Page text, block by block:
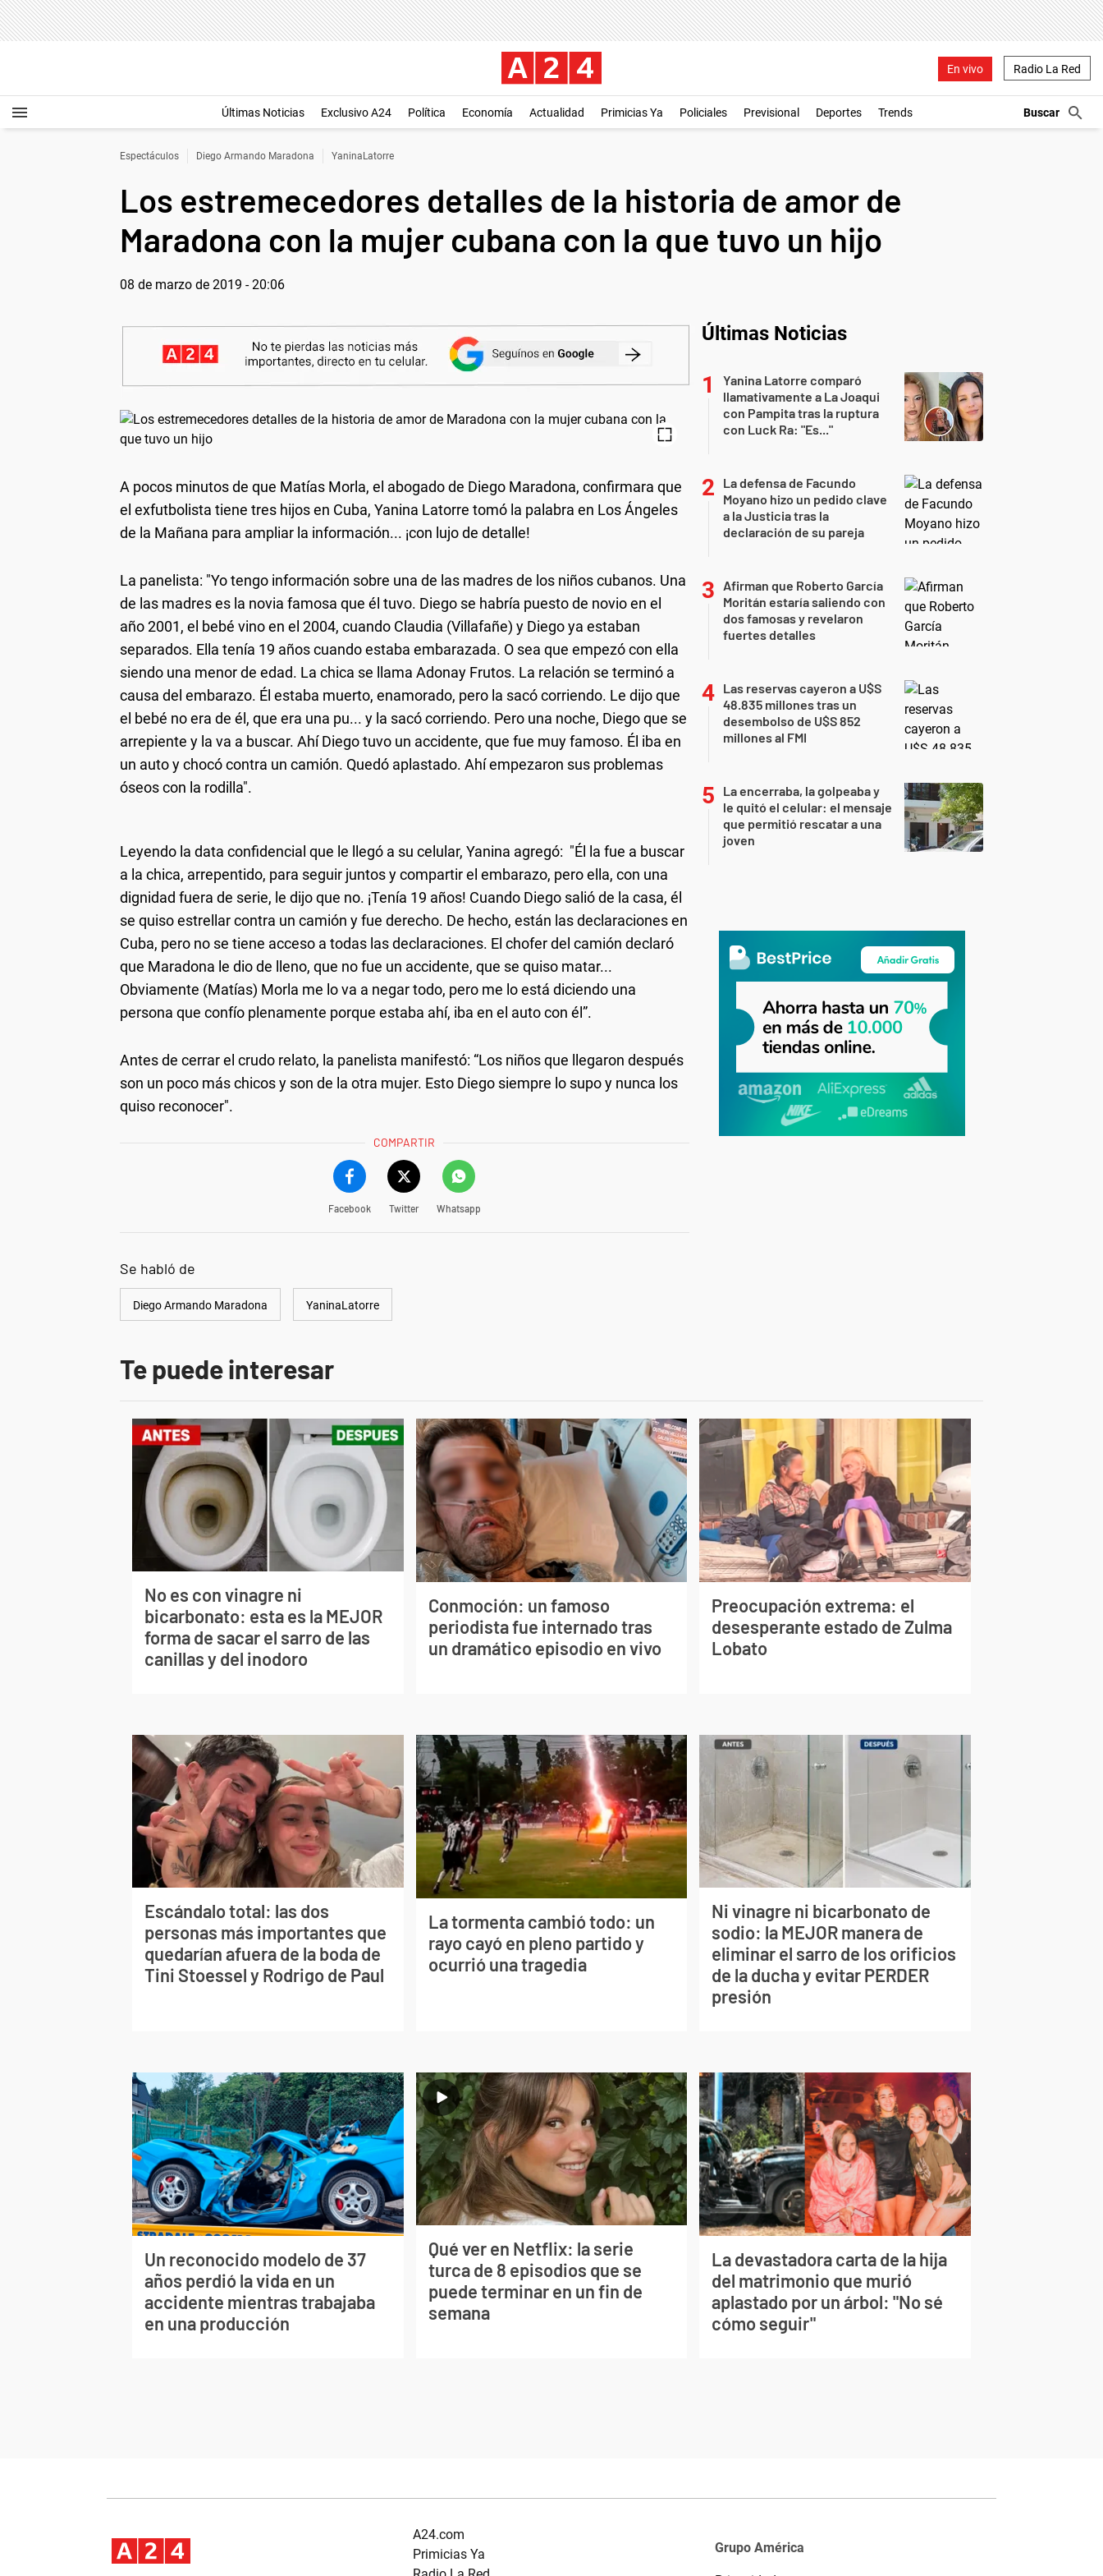
En vivo Radio La Red
Últimas Noticias Exclusivo A24 Política Economía Actualidad Primicias Ya Policiales Previsional Deportes Trends
Espectáculos Diego Armando Maradona YaninaLatorre
Los estremecedores detalles de la historia de amor de
Maradona con la mujer cubana con la que tuvo un hijo
08 de marzo de 2019 - 20:06
A pocos minutos de que Matías Morla, el abogado de Diego Maradona, confirmara que
el exfutbolista tiene tres hijos en Cuba, Yanina Latorre tomó la palabra en Los Ángeles
de la Mañana para ampliar la información... ¡con lujo de detalle!
La panelista: "Yo tengo información sobre una de las madres de los niños cubanos. Una
de las madres es la novia famosa que él tuvo. Diego se habría puesto de novio en el
año 2001, el bebé vino en el 2004, cuando Claudia (Villafañe) y Diego ya estaban
separados. Ella tenía 19 años cuando estaba embarazada. O sea que empezó con ella
siendo una menor de edad. La chica se llama Adonay Frutos. La relación se terminó a
causa del embarazo. Él estaba muerto, enamorado, pero la sacó corriendo. Le dijo que
el bebé no era de él, que era una pu... y la sacó corriendo. Pero una noche, Diego que se
arrepiente y la va a buscar. Ahí Diego tuvo un accidente, que fue muy famoso. Él iba en
un auto y chocó contra un camión. Quedó aplastado. Ahí empezaron sus problemas
óseos con la rodilla".
Leyendo la data confidencial que le llegó a su celular, Yanina agregó: "Él la fue a buscar
a la chica, arrepentido, para seguir juntos y compartir el embarazo, pero ella, con una
dignidad fuera de serie, le dijo que no. ¡Tenía 19 años! Cuando Diego salió de la casa, él
se quiso estrellar contra un camión y fue derecho. De hecho, están las declaraciones en
Cuba, pero no se tiene acceso a todas las declaraciones. El chofer del camión declaró
que Maradona le dio de lleno, que no fue un accidente, que se quiso matar...
Obviamente (Matías) Morla me lo va a negar todo, pero me lo está diciendo una
persona que confío plenamente porque estaba ahí, iba en el auto con él”.
Antes de cerrar el crudo relato, la panelista manifestó: “Los niños que llegaron después
son un poco más chicos y son de la otra mujer. Esto Diego siempre lo supo y nunca los
quiso reconocer".
COMPARTIR
Facebook Twitter Whatsapp
Se habló de
Diego Armando Maradona YaninaLatorre
Últimas Noticias
Yanina Latorre comparó
llamativamente a La Joaqui
con Pampita tras la ruptura
con Luck Ra: "Es..."
La defensa de Facundo
Moyano hizo un pedido clave
a la Justicia tras la
declaración de su pareja
Afirman que Roberto García
Moritán estaría saliendo con
dos famosas y revelaron
fuertes detalles
Las reservas cayeron a U$S
48.835 millones tras un
desembolso de U$S 852
millones al FMI
La encerraba, la golpeaba y
le quitó el celular: el mensaje
que permitió rescatar a una
joven
Te puede interesar
No es con vinagre ni
bicarbonato: esta es la MEJOR
forma de sacar el sarro de las
canillas y del inodoro
Conmoción: un famoso
periodista fue internado tras
un dramático episodio en vivo
Preocupación extrema: el
desesperante estado de Zulma
Lobato
Escándalo total: las dos
personas más importantes que
quedarían afuera de la boda de
Tini Stoessel y Rodrigo de Paul
La tormenta cambió todo: un
rayo cayó en pleno partido y
ocurrió una tragedia
Ni vinagre ni bicarbonato de
sodio: la MEJOR manera de
eliminar el sarro de los orificios
de la ducha y evitar PERDER
presión
Un reconocido modelo de 37
años perdió la vida en un
accidente mientras trabajaba
en una producción
Qué ver en Netflix: la serie
turca de 8 episodios que se
puede terminar en un fin de
semana
La devastadora carta de la hija
del matrimonio que murió
aplastado por un árbol: "No sé
cómo seguir"
A24.com
Primicias Ya
Grupo América